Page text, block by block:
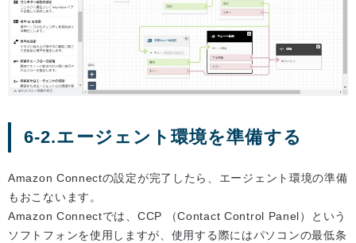
6-2.エージェント環境を準備する
Amazon Connectの設定が完了したら、エージェント環境の準備
もおこないます。
Amazon Connectでは、CCP （Contact Control Panel）という
ソフトフォンを使用しますが、使用する際にはパソコンの最低条